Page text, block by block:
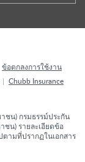
ข้อตกลงการใช้งาน
Chubb Insurance
ชน) กรมธรรม์ประกัน
น) รายละเอียดข้อ
ตามที่ปรากฏในเอกสาร